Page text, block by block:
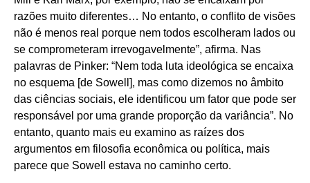
razões muito diferentes… No entanto, o conflito de visões
não é menos real porque nem todos escolheram lados ou
se comprometeram irrevogavelmente”, afirma. Nas
palavras de Pinker: “Nem toda luta ideológica se encaixa
no esquema [de Sowell], mas como dizemos no âmbito
das ciências sociais, ele identificou um fator que pode ser
responsável por uma grande proporção da variância”. No
entanto, quanto mais eu examino as raízes dos
argumentos em filosofia econômica ou política, mais
parece que Sowell estava no caminho certo.